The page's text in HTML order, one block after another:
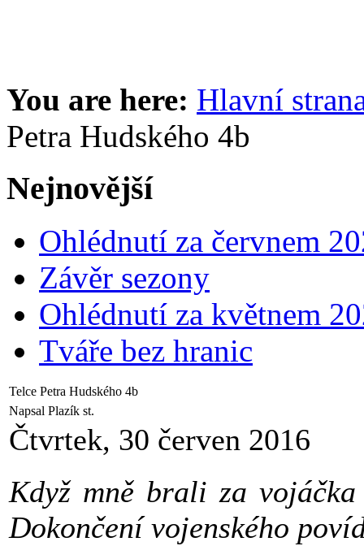
You are here: Hlavní
Petra Hudského 4b
Nejnovější
Ohlédnutí za červnem
Závěr sezony
Ohlédnutí za květnem
Tváře bez hranic
Telce Petra Hudského 4b
Napsal Plazík st.
Čtvrtek, 30 červen 2016
Když mně brali za
Dokončení vojenského